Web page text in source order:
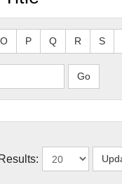
O P Q R S
Results: